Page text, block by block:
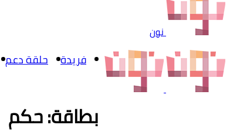
نون
فريدة حلقة دعم
بطاقة: حكم